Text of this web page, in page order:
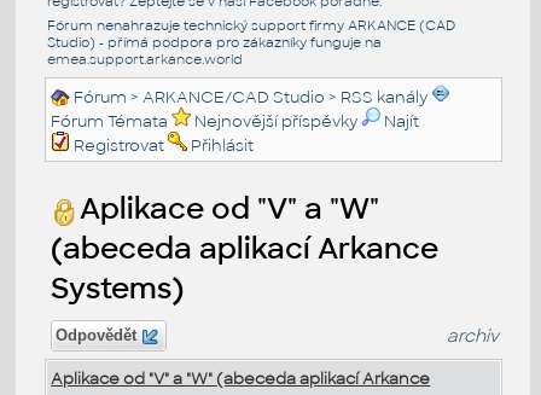
Fórum nenahrazuje technický support firmy ARKANCE (CAD
Studio) - přímá podpora pro zákazníky funguje na
emea.support.arkance.world
Fórum >ARKANCE/CAD Studio > RSS kanály
Fórum Témata
Nejnovější příspěvky
Najít
Registrovat
Přihlásit
Aplikace od "V" a "W"
(abeceda aplikací Arkance
Systems)
Odpovědět archiv
Aplikace od "V" a "W" (abeceda aplikací Arkance